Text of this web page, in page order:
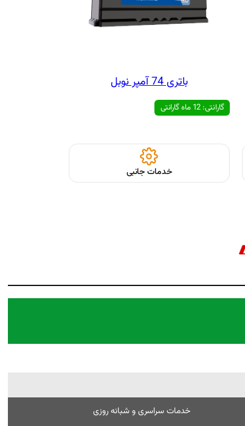
باتری 74 آمپر نوبل
گارانتی: 12 ماه گارانتی
خدمات جانبی
خدمات سراسری و شبانه روزی